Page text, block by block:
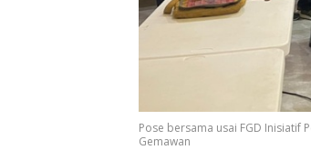
Pose bersama usai FGD Inisiatif
Gemawan